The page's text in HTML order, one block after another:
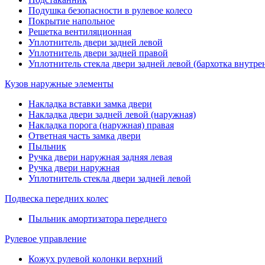
Подушка безопасности в рулевое колесо
Покрытие напольное
Решетка вентиляционная
Уплотнитель двери задней левой
Уплотнитель двери задней правой
Уплотнитель стекла двери задней левой (бархотка
Кузов наружные элементы
Накладка вставки замка двери
Накладка двери задней левой (наружная)
Накладка порога (наружная) правая
Ответная часть замка двери
Пыльник
Ручка двери наружная задняя левая
Ручка двери наружная
Уплотнитель стекла двери задней левой
Подвеска передних колес
Пыльник амортизатора переднего
Рулевое управление
Кожух рулевой колонки верхний